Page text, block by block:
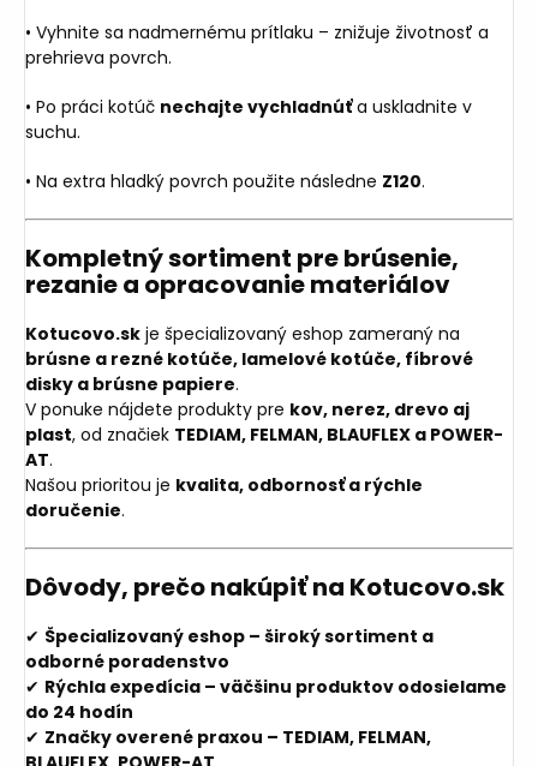
• Vyhnite sa nadmernému prítlaku – znižuje životnosť a
prehrieva povrch.
• Po práci kotúč nechajte vychladnúťa uskladnite v
suchu.
• Na extra hladký povrch použite následne Z120.
Kompletný sortiment pre brúsenie,
rezanie a opracovanie materiálov
Kotucovo.sk je špecializovaný eshop zameraný na
brúsne a rezné kotúče, lamelové kotúče, fíbrové
disky a brúsne papiere.
V ponuke nájdete produkty pre kov, nerez, drevo aj
plast, od značiek TEDIAM, FELMAN, BLAUFLEX a POWER-
AT.
Našou prioritou je kvalita, odbornosť a rýchle
doručenie.
Dôvody, prečo nakúpiť na Kotucovo.sk
✔ Špecializovaný eshop – široký sortiment a
odborné poradenstvo
✔ Rýchla expedícia – väčšinu produktov odosielame
do 24 hodín
✔ Značky overené praxou – TEDIAM, FELMAN,